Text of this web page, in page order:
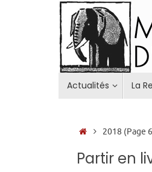
Actualités La
Accueil
2018 (Page
Partir en